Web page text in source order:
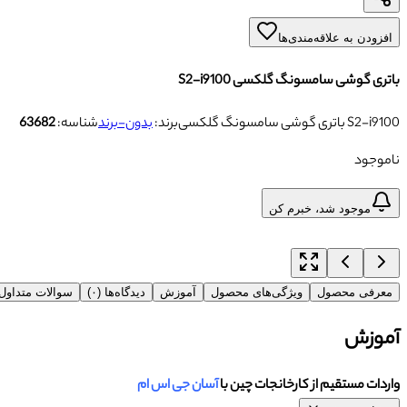
افزودن به علاقه‌مندی‌ها
باتری گوشی سامسونگ گلکسی S2-i9100
باتری گوشی سامسونگ گلکسی S2-i9100
برند:بدون-برندشناسه:63682
ناموجود
موجود شد، خبرم کن
معرفی محصول ویژگی‌های محصول آموزش دیدگاه‌ها (۰) سوالات
آموزش
واردات مستقیم از کارخانجات چین باآسان جی اس ام